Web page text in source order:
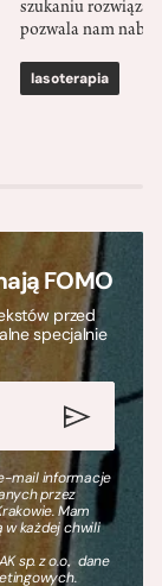
szukaniu
pozwala nam
lasoterapia
FOMO
przed
specjalnie
mail informacje
przez
Mam
w każdej chwili
sp. z o.o., dane